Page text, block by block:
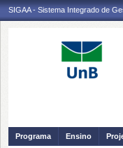
SIGAA - Sistema Integrado de
Programa Ensino